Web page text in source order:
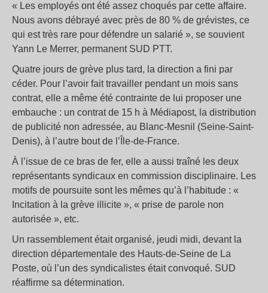
« Les employés ont été assez choqués par cette affaire.
Nous avons débrayé avec près de 80 % de grévistes, ce
qui est très rare pour défendre un salarié », se souvient
Yann Le Merrer, permanent SUD PTT.
Quatre jours de grève plus tard, la direction a fini par
céder. Pour l’avoir fait travailler pendant un mois sans
contrat, elle a même été contrainte de lui proposer une
embauche : un contrat de 15 h à Médiapost, la distribution
de publicité non adressée, au Blanc-Mesnil (Seine-Saint-
Denis), à l’autre bout de l’Île-de-France.
À l’issue de ce bras de fer, elle a aussi traîné les deux
représentants syndicaux en commission disciplinaire. Les
motifs de poursuite sont les mêmes qu’à l’habitude : «
Incitation à la grève illicite », « prise de parole non
autorisée », etc.
Un rassemblement était organisé, jeudi midi, devant la
direction départementale des Hauts-de-Seine de La
Poste, où l’un des syndicalistes était convoqué. SUD
réaffirme sa détermination.